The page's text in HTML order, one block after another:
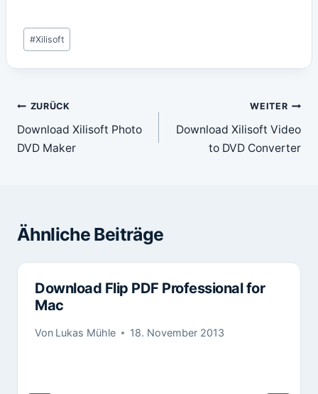
Schlagworte:
#Xilisoft
Beitragsnavigation
ZURÜCK
Download Xilisoft Photo
DVD Maker
WEITER
Download Xilisoft Video
to DVD Converter
Ähnliche Beiträge
Download Flip PDF Professional for
Mac
Von Lukas Mühle 18. November 2013